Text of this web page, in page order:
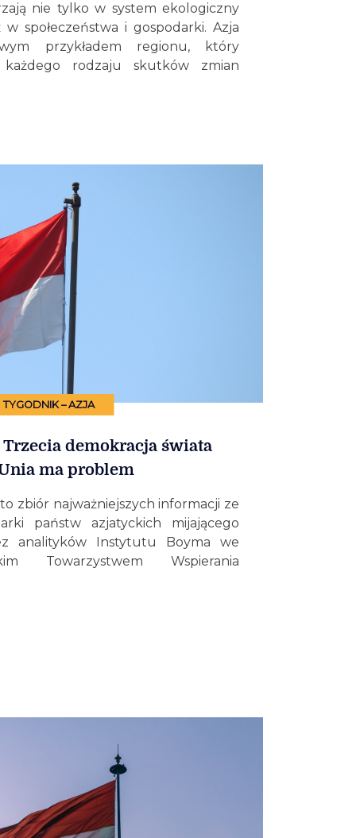
nie tylko w system ekologiczny
społeczeństwa i gospodarki. Azja
przykładem regionu, który
każdego rodzaju skutków zmian
TYGODNIK – AZJA
demokracja świata
ma problem
zbiór najważniejszych informacji ze
państw azjatyckich mijającego
analityków Instytutu Boyma we
Towarzystwem Wspierania